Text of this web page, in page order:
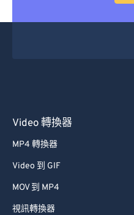
Video 轉換器
MP4 轉換器
Video 到 GIF
MOV 到 MP4
視訊轉換器